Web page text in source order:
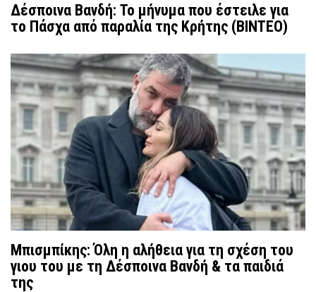
Δέσποινα Βανδή: Το μήνυμα που έστειλε για
το Πάσχα από παραλία της Κρήτης (ΒΙΝΤΕΟ)
Μπισμπίκης: Όλη η αλήθεια για τη σχέση του
γιου του με τη Δέσποινα Βανδή & τα παιδιά
της